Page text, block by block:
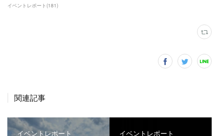
イベントレポート(181)
関連記事
イベントレポート イベントレポート